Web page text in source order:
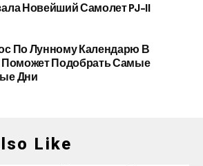
Новейший Самолет PJ–II
По Лунному Календарю В
Поможет Подобрать Самые
Дни
Like